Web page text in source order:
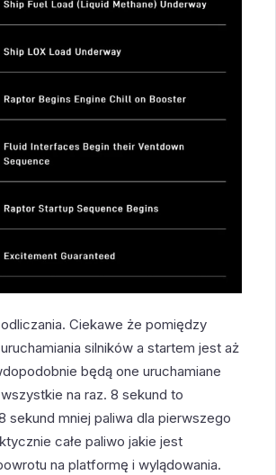
Ciekawe że pomiędzy
silników a startem jest aż
będą one uruchamiane
na raz. 8 sekund to
sekund mniej paliwa dla pierwszego
całe paliwo jakie jest
na platformę i wylądowania.